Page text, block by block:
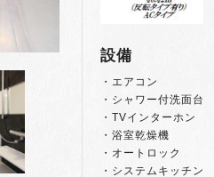
設備
・エアコン
・シャワー付洗面台
・TVインターホン
・浴室乾燥機
・オートロック
・システムキッチン